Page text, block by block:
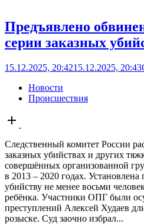
Предъявлено
серии заказных
15.12.2025, 20:4215.12.2025, 20:43
Новости
Происшествия
Open
post
Следственный комитет России
заказных убийствах и других
совершённых организованной
в 2013 – 2020 годах.
убийству не менее восьми
ребёнка. Участники ОПГ были
преступлений Алексей Худаев
розыске. Суд заочно избрал...